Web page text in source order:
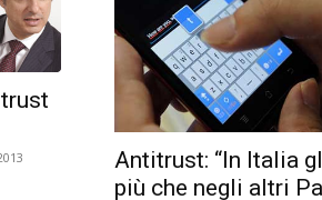
Antitrust: “In Italia
più che negli altri